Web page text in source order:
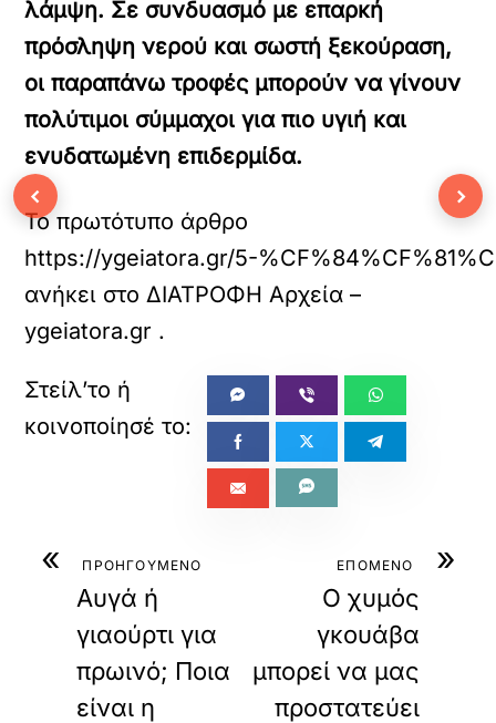
λάμψη. Σε συνδυασμό με επαρκή
πρόσληψη νερού και σωστή ξεκούραση,
οι παραπάνω τροφές μπορούν να γίνουν
πολύτιμοι σύμμαχοι για πιο υγιή και
ενυδατωμένη επιδερμίδα.
Το πρωτότυπο άρθρο
https://ygeiatora.gr/5-
ανήκει στοΔΙΑΤΡΟΦΗ Αρχεία –
ygeiatora.gr .
« ΠΡΟΗΓΟΥΜΕΝΟ
Αυγά ή
γιαούρτι για
πρωινό; Ποια
είναι η
»
ΕΠΟΜΕΝΟ
Ο χυμός
γκουάβα
μπορεί να μας
προστατεύει
‹ ›